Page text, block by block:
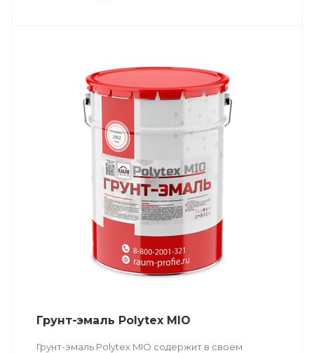
Грунт-эмаль Polytex MIO
Грунт-эмаль Polytex MIO содержит в своем